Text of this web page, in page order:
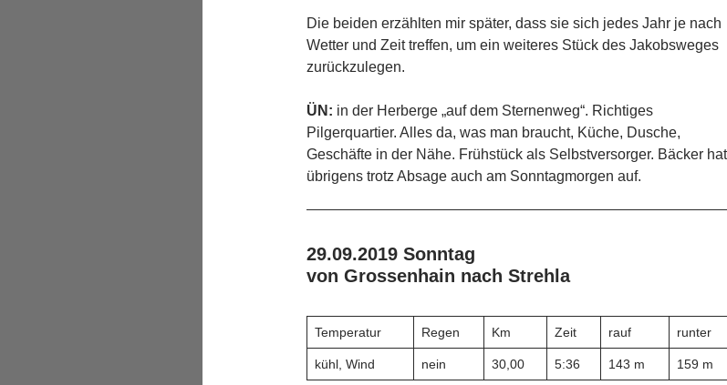
Die beiden erzählten mir später, dass sie sich jedes Jahr je nach
Wetter und Zeit treffen, um ein weiteres Stück des Jakobsweges
zurückzulegen.
ÜN: in der Herberge „auf dem Sternenweg“. Richtiges
Pilgerquartier. Alles da, was man braucht, Küche, Dusche,
Geschäfte in der Nähe. Frühstück als Selbstversorger. Bäcker
übrigens trotz Absage auch am Sonntagmorgen auf.
29.09.2019 Sonntag
von Grossenhain nach Strehla
Temperatur Regen Km Zeit rauf runter
kühl, Wind nein 30,00 5:36 143 m 159 m